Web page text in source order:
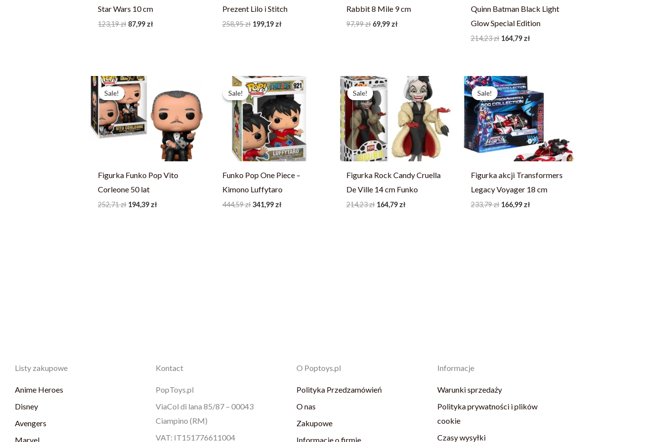
Star Wars 10 cm
123,19zł 87,99 zł
Prezent Lilo i Stitch
258,95zł 199,19 zł
Rabbit 8 Mile 9 cm
97,99zł 69,99 zł
Quinn Batman Black Light
Glow Special Edition
214,23zł 164,79 zł
Sale!
Sale!
Figurka Funko Pop Vito
Corleone 50 lat
252,71zł
Pierwotna
cena
wynosiła:
252,71 zł.
194,39 zł
wynosi:
194,39 zł.
Sale!
Sale!
Funko Pop One Piece –
Kimono Luffytaro
444,59zł
Pierwotna
cena
wynosiła:
444,59 zł.
341,99 zł
Aktualna
cena
wynosi:
341,99 zł.
Sale!
Sale!
Figurka Rock Candy Cruella
De Ville 14 cm Funko
214,23zł
Pierwotna
cena
wynosiła:
214,23 zł.
164,79 zł
Aktualna
cena
wynosi:
164,79 zł.
Sale!
Sale!
Figurka akcji Transformers
Legacy Voyager 18 cm
233,79zł
Pierwotna
cena
wynosiła:
233,79 zł.
166,99 zł
cena
wynosi:
166,99 zł.
Listy zakupowe
Anime Heroes
Disney
Avengers
Marvel
Kontact
PopToys.pl
ViaCol di lana 85/87 – 00043
Ciampino (RM)
VAT: IT151776611004
O Poptoys.pl
Polityka Przedzamówień
O nas
Zakupowe
Informacje o firmie
Informacje
Warunki sprzedaży
Polityka prywatności i plików
cookie
Czasy wysyłki